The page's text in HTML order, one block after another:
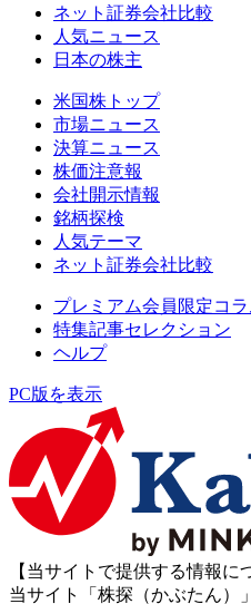
ネット証券会社比較
人気ニュース
日本の株主
米国株トップ
市場ニュース
決算ニュース
株価注意報
会社開示情報
銘柄探検
人気テーマ
ネット証券会社比較
プレミアム会員限定コラ
特集記事セレクション
ヘルプ
PC版を表示
【当サイトで提供する情報に
当サイト「株探（かぶたん）